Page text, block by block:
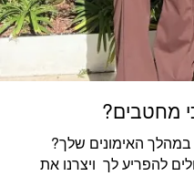
מחטבים?
במהלך האימונים שלך?
להפריע לך ויצרנו את